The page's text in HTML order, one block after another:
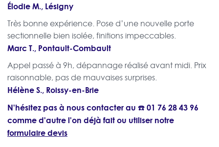
Élodie M., Lésigny
Très bonne expérience. Pose d’une nouvelle porte
sectionnelle bien isolée, finitions impeccables.
Marc T., Pontault-Combault
Appel passé à 9h, dépannage réalisé avant midi. Prix
raisonnable, pas de mauvaises surprises.
Hélène S., Roissy-en-Brie
N'hésitez pas à nous contacter au ☎️01 76 28 43 96
comme d'autre l'on déjà fait ou utiliser notre
formulaire devis